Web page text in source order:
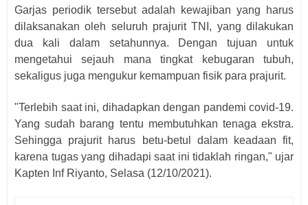
Garjas periodik tersebut adalah kewajiban yang harus
dilaksanakan oleh seluruh prajurit TNI, yang dilakukan
dua kali dalam setahunnya. Dengan tujuan untuk
mengetahui sejauh mana tingkat kebugaran tubuh,
sekaligus juga mengukur kemampuan fisik para prajurit.
"Terlebih saat ini, dihadapkan dengan pandemi covid-19.
Yang sudah barang tentu membutuhkan tenaga ekstra.
Sehingga prajurit harus betu-betul dalam keadaan fit,
karena tugas yang dihadapi saat ini tidaklah ringan," ujar
Kapten Inf Riyanto, Selasa (12/10/2021).